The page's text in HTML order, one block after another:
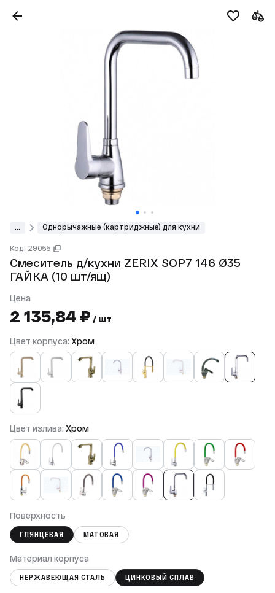
Однорычажные (картриджные) для кухни
Код: 29055
Смеситель д/кухни ZERIX SOP7 146 Ø35
ГАЙКА (10 шт/ящ)
Цена
2 135,84 ₽ / шт
Цвет корпуса: Хром
Цвет излива: Хром
Поверхность
ГЛЯНЦЕВАЯ МАТОВАЯ
Материал корпуса
НЕРЖАВЕЮЩАЯ СТАЛЬ ЦИНКОВЫЙ СПЛАВ